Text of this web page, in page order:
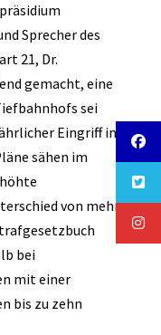
Sprecher des
21, Dr.
gemacht, eine
sei
Eingriff in
sähen im
von mehr
bei
mit einer
bis zu zehn